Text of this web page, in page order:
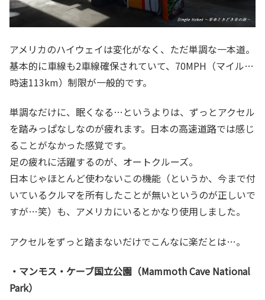
アメリカのハイウェイは変化がなく、ただ単調な一本道。
基本的に車線も2車線確保されていて、70MPH（マイル…
時速113km）制限が一般的です。
単調なだけに、眠くなる…というよりは、ずっとアクセル
を踏みっぱなしなのが疲れます。日本の高速道路では感じ
ることがなかった感覚です。
足の疲れに活躍するのが、オートクルーズ。
日本じゃほとんど使わないこの機能（というか、今まで付
いているクルマを所有したことが無いというのが正しいで
すが…笑）も、アメリカにいるとかなり使用しました。
アクセルをずっと踏まないだけでこんなに楽だとは…。
・マンモス・ケーブ国立公園（Mammoth Cave National
Park）